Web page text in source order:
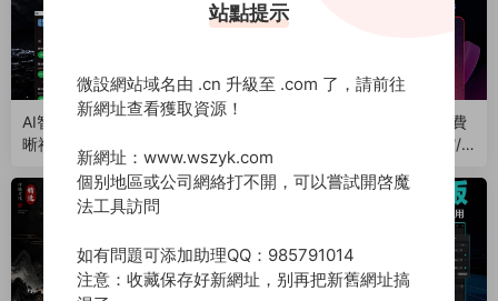
AI智能圖片無損放大模糊變清
晰神器2026版來了，拯救渣畫
質！支持Win/Mac系統（260
802）
國外新晉PDF神器！内置免費
AI助手，支持PDF編輯/壓縮/
轉換等（260801）
站點提示
微設網站域名由 .cn 升級至 .com 了，請前往
新網址查看獲取資源！
新網址：www.wszyk.com
個别地區或公司網絡打不開，可以嘗試開啓魔
法工具訪問
如有問題可添加助理QQ：985791014
注意：收藏保存好新網址，别再把新舊網址搞